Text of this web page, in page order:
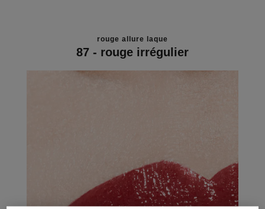
rouge allure laque
87 - rouge irrégulier